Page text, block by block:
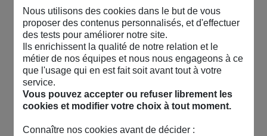
Nous utilisons des cookies dans le but de vous
proposer des contenus personnalisés, et d'effectuer
des tests pour améliorer notre site.
Ils enrichissent la qualité de notre relation et le
métier de nos équipes et nous nous engageons à ce
que l'usage qui en est fait soit avant tout à votre
service.
Vous pouvez accepter ou refuser librement les
cookies et modifier votre choix à tout moment.
Connaître nos cookies avant de décider :